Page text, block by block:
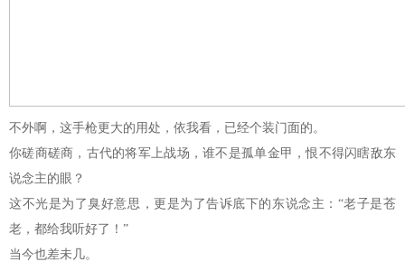
不外啊，这手枪更大的用处，依我看，已经个装门面的。
你磋商磋商，古代的将军上战场，谁不是孤单金甲，恨不得闪瞎敌东
说念主的眼？
这不光是为了臭好意思，更是为了告诉底下的东说念主：“老子是苍
老，都给我听好了！”
当今也差未几。